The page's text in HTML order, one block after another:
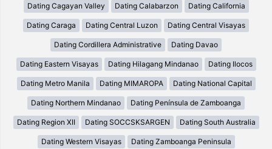
Dating Cagayan Valley Dating Calabarzon Dating California
Dating Caraga Dating Central Luzon Dating Central Visayas
Dating Cordillera Administrative Dating Davao
Dating Eastern Visayas Dating Hilagang Mindanao Dating Ilocos
Dating Metro Manila Dating MIMAROPA Dating National Capital
Dating Northern Mindanao Dating Península de Zamboanga
Dating Region XII Dating SOCCSKSARGEN Dating South Australia
Dating Western Visayas Dating Zamboanga Peninsula